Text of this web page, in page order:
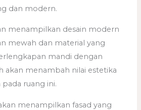
dan modern.
menampilkan desain modern
mewah dan material yang
mandi dengan
akan menambah nilai estetika
ruang ini.
menampilkan fasad yang